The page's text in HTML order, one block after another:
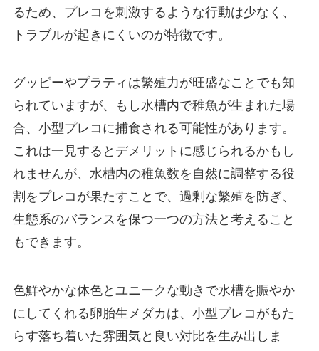
るため、プレコを刺激するような行動は少なく、
トラブルが起きにくいのが特徴です。
グッピーやプラティは繁殖力が旺盛なことでも知
られていますが、もし水槽内で稚魚が生まれた場
合、小型プレコに捕食される可能性があります。
これは一見するとデメリットに感じられるかもし
れませんが、水槽内の稚魚数を自然に調整する役
割をプレコが果たすことで、過剰な繁殖を防ぎ、
生態系のバランスを保つ一つの方法と考えること
もできます。
色鮮やかな体色とユニークな動きで水槽を賑やか
にしてくれる卵胎生メダカは、小型プレコがもた
らす落ち着いた雰囲気と良い対比を生み出しま